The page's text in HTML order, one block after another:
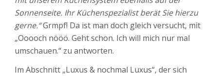
Sonnenseite. Ihr Küchenspezialist berät Sie hierzu
gerne.“Grmpf! Da ist man doch gleich versucht, mit
„Ooooch nööö. Geht schon. Ich will mich nur mal
umschauen.“ zu antworten.
Im Abschnitt „Luxus & nochmal Luxus“, der sich